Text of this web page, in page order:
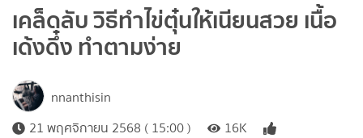
เคล็ดลับ วิธีทำไข่ตุ๋นให้เนียนสวย เนื้อ
เด้งดึ๋ง ทำตามง่าย
nnanthisin
21 พฤศจิกายน 2568 ( 15:00 )
16K